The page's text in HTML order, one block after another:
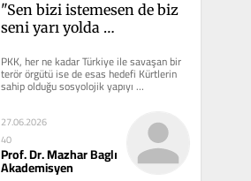
"Sen bizi istemesen de biz
seni yarı yolda
PKK, her ne kadar Türkiye ile savaşan bir
terör örgütü ise de esas hedefi Kürtlerin
sahip olduğu sosyolojik yapıyı
dönüştürmektir. Aksi...
27.06.2026
40
Prof. Dr. Mazhar Baglı
Akademisyen